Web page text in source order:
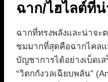
ฉาก/ไฮไลต์ที่
ฉากที่ทรงพลังและน่าจะ
ชมมากที่สุดคือฉากไคล
บัญชาการได้อย่างเบ็ดเ
“วิตกกังวลเฉียบพลัน”